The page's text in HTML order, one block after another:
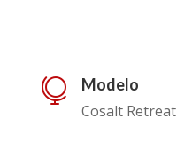

Modelo
Cosalt Retreat